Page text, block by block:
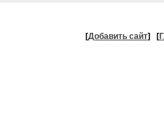
[Добавить сайт] [